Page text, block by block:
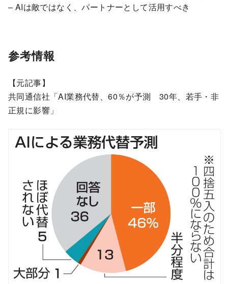
– AIは敵ではなく、パートナーとして活用すべき
参考情報
【元記事】
共同通信社「AI業務代替、60％が予測 30年、若手・非
正規に影響」